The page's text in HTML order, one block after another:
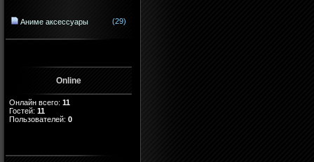
Аниме аксессуары (29)
Online
Онлайн всего: 11
Гостей: 11
Пользователей: 0